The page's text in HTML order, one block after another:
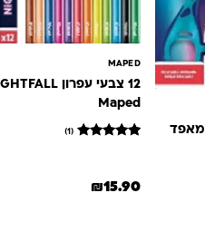
מספריים 12 ס"מ NIGHTFALL מאפד
MAPED
Maped
מבוסס על
(1)
₪15.90